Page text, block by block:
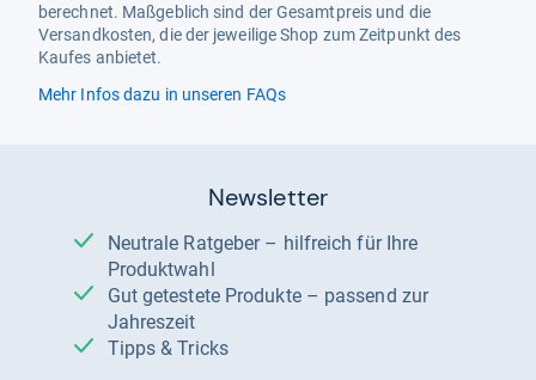
berechnet. Maßgeblich sind der Gesamtpreis und die
Versandkosten, die der jeweilige Shop zum Zeitpunkt des
Kaufes anbietet.
Mehr Infos dazu in unseren FAQs
Newsletter
Neutrale Ratgeber – hilfreich für Ihre
Produktwahl
Gut getestete Produkte – passend zur
Jahreszeit
Tipps & Tricks